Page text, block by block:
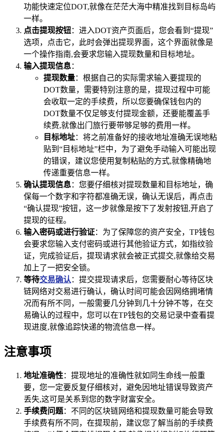
功能快速定位DOT,就像在茫茫大海中精准找到目标岛屿
一样。
点击提现按钮：进入DOT资产页面后，您会看到“提现”
选项，点击它，此时会弹出提现界面，这个界面就像是
一个操作指南,会要求您输入提现数量和目标地址。
输入提现信息：
提现数量：根据自己的实际需求输入要提现的
DOT数量，需要特别注意的是，提现过程中可能
会收取一定的手续费，所以您要确保钱包内的
DOT数量不仅足够支付提现金额，还要能覆盖手
续费,就像出门旅行要带够足够的费用一样。
目标地址：将之前准备好的接收地址准确无误地粘
贴到“目标地址”栏中，为了避免手动输入可能出现
的错误，建议您使用复制粘贴的方式,就像精确地
传递重要信息一样。
确认提现信息：您要仔细核对提现数量和目标地址，确
保每一个数字和字符都准确无误，确认无误后，再点击
“确认提现”按钮，这一步就像是按下了发射按钮,开启了
提现的征程。
输入密码或进行验证：为了保障您的资产安全，TP钱包
会要求您输入支付密码或进行其他验证方式，如指纹验
证，完成验证后，提现请求就会被正式提交,就像给交易
加上了一把安全锁。
等待交易确认 ：提交提现请求后，您需要耐心等待区块
链网络对交易进行确认，确认时间可能会因网络拥堵情
况而有所不同，一般需要几分钟到几十分钟不等，在交
易确认的过程中，您可以在TP钱包的交易记录中查看提
现进度,就像追踪快递的物流信息一样。
注意事项
地址准确性：提现地址的准确性就如同生命线一般重
要，您一定要反复仔细核对，避免因地址错误导致资产
丢失,这可是关系到您的数字财富安全。
手续费问题：不同的区块链网络和提现数量可能会导致
手续费有所不同，在提现前，建议您了解当前的手续费